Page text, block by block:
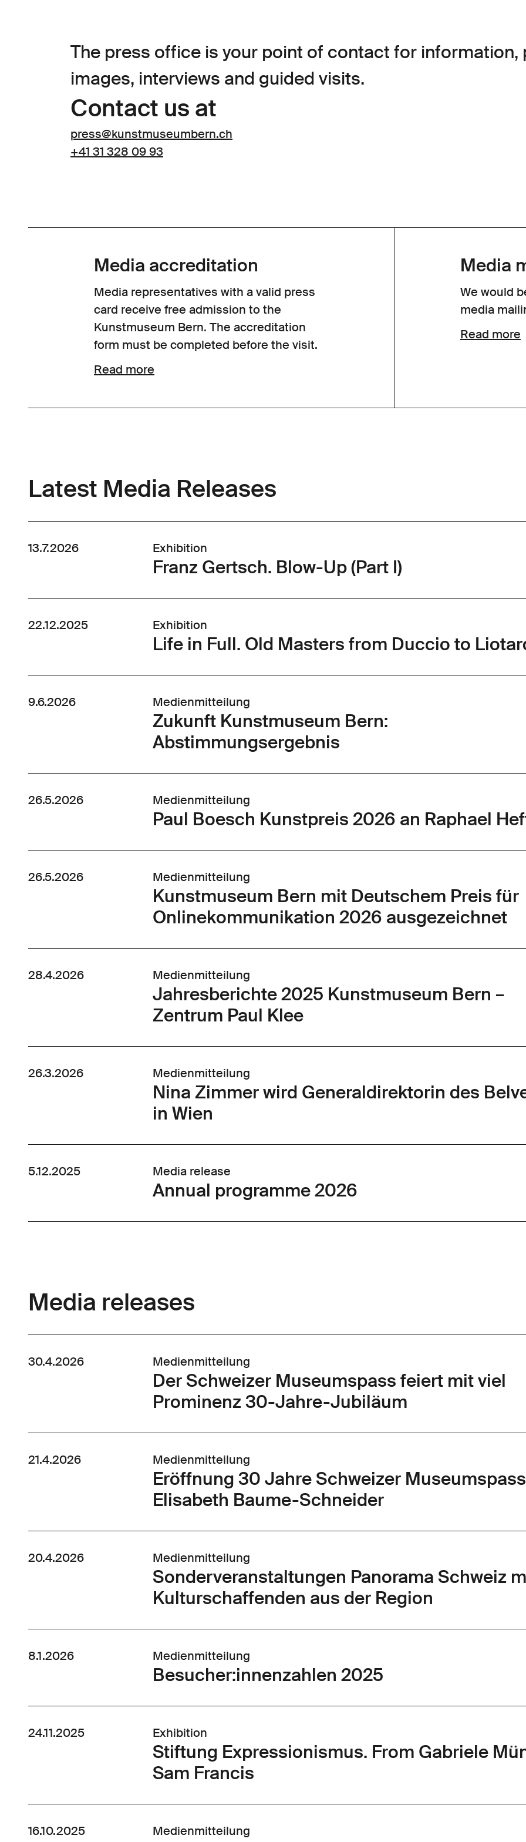
The press office is your point of contact for information,
images, interviews and guided visits.
Contact us at
press@kunstmuseumbern.ch
+41 31 328 09 93
Media accreditation
Media representatives with a valid press
card receive free admission to the
Kunstmuseum Bern. The accreditation
form must be completed before the visit.
Read more
Media
We would
media
Read more
Latest Media Releases
13.7.2026 Exhibition
Franz Gertsch. Blow-Up (Part I)
22.12.2025 Exhibition
Life in Full. Old Masters from Duccio to
9.6.2026 Medienmitteilung
Zukunft Kunstmuseum Bern:
Abstimmungsergebnis
26.5.2026 Medienmitteilung
Paul Boesch Kunstpreis 2026 an Raphael
26.5.2026 Medienmitteilung
Kunstmuseum Bern mit Deutschem Preis für
Onlinekommunikation 2026 ausgezeichnet
28.4.2026 Medienmitteilung
Jahresberichte 2025 Kunstmuseum Bern –
Zentrum Paul Klee
26.3.2026 Medienmitteilung
Nina Zimmer wird Generaldirektorin des
in Wien
5.12.2025 Media release
Annual programme 2026
Media releases
30.4.2026 Medienmitteilung
Der Schweizer Museumspass feiert mit viel
Prominenz 30-Jahre-Jubiläum
21.4.2026 Medienmitteilung
Eröffnung 30 Jahre Schweizer
Elisabeth Baume-Schneider
20.4.2026 Medienmitteilung
Sonderveranstaltungen Panorama Schweiz
Kulturschaffenden aus der Region
8.1.2026 Medienmitteilung
Besucher:innenzahlen 2025
24.11.2025 Exhibition
Stiftung Expressionismus. From Gabriele
Sam Francis
16.10.2025 Medienmitteilung